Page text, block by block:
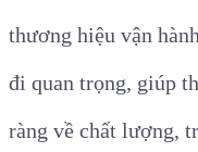
thương hiệu vận
đi quan trọng, giúp
ràng về chất lượng,